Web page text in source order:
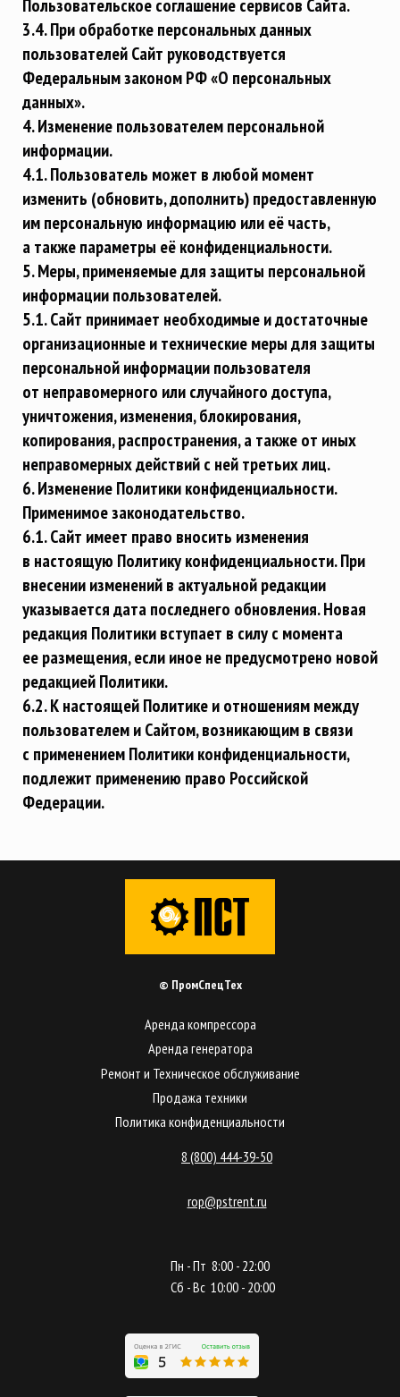
Пользовательское соглашение сервисов Сайта.
3.4. При обработке персональных данных
пользователей Сайт руководствуется
Федеральным законом РФ «О персональных
данных».
4. Изменение пользователем персональной
информации.
4.1. Пользователь может в любой момент
изменить (обновить, дополнить) предоставленную
им персональную информацию или её часть,
а также параметры её конфиденциальности.
5. Меры, применяемые для защиты персональной
информации пользователей.
5.1. Сайт принимает необходимые и достаточные
организационные и технические меры для защиты
персональной информации пользователя
от неправомерного или случайного доступа,
уничтожения, изменения, блокирования,
копирования, распространения, а также от иных
неправомерных действий с ней третьих лиц.
6. Изменение Политики конфиденциальности.
Применимое законодательство.
6.1. Сайт имеет право вносить изменения
в настоящую Политику конфиденциальности. При
внесении изменений в актуальной редакции
указывается дата последнего обновления. Новая
редакция Политики вступает в силу с момента
ее размещения, если иное не предусмотрено новой
редакцией Политики.
6.2. К настоящей Политике и отношениям между
пользователем и Сайтом, возникающим в связи
с применением Политики конфиденциальности,
подлежит применению право Российской
Федерации.
© ПромСпецТех
Аренда компрессора
Аренда генератора
Ремонт и Техническое обслуживание
Продажа техники
Политика конфиденциальности
8 (800) 444-39-50
rop@pstrent.ru
Пн - Пт 8:00 - 22:00
Сб - Вс 10:00 - 20:00